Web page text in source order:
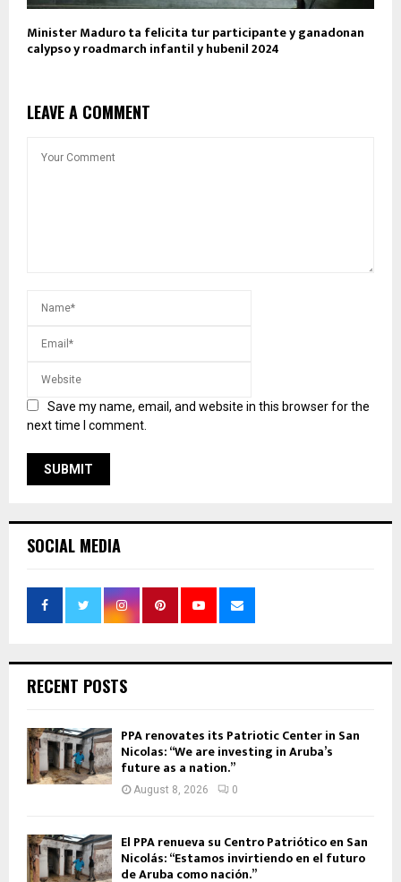
Minister Maduro ta felicita tur participante y ganadonan
calypso y roadmarch infantil y hubenil 2024
LEAVE A COMMENT
Save my name, email, and website in this browser for the
next time I comment.
SOCIAL MEDIA
RECENT POSTS
PPA renovates its Patriotic Center in San
Nicolas: “We are investing in Aruba’s
future as a nation.”
August 8, 2026 0
El PPA renueva su Centro Patriótico en San
Nicolás: “Estamos invirtiendo en el futuro
de Aruba como nación.”